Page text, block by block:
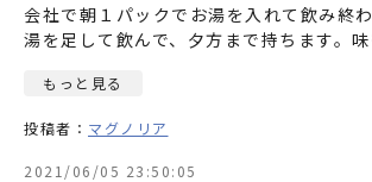
会社で朝１パックでお湯を入れて飲み終
湯を足して飲んで、夕方まで持ちます。
もっと見る
投稿者： マグノリア
2021/06/05 23:50:05